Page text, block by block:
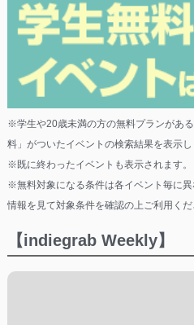
※学生や20歳未満の方の無料プランがあ
料」がついたイベントの検索結果を表示し
※既に終わったイベントも表示されます。
※無料対象になる条件は各イベント毎に
情報を見て対象条件を確認の上ご利用くだ
【indiegrab Weekly】